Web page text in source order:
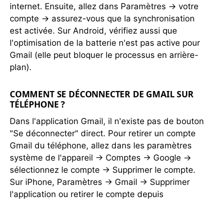
internet. Ensuite, allez dans Paramètres → votre
compte → assurez-vous que la synchronisation
est activée. Sur Android, vérifiez aussi que
l'optimisation de la batterie n'est pas active pour
Gmail (elle peut bloquer le processus en arrière-
plan).
COMMENT SE DÉCONNECTER DE GMAIL SUR
TÉLÉPHONE ?
Dans l'application Gmail, il n'existe pas de bouton
"Se déconnecter" direct. Pour retirer un compte
Gmail du téléphone, allez dans les paramètres
système de l'appareil → Comptes → Google →
sélectionnez le compte → Supprimer le compte.
Sur iPhone, Paramètres → Gmail → Supprimer
l'application ou retirer le compte depuis